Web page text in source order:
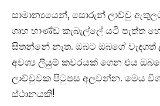
සාමාන්‍යයෙන්, සොරුන් ලාච්චු
ගෘහ භාණ්ඩ කැබැල්ලේ යටි පැත්ත
සිතන්නේ නැත. ඔබට ඔබගේ වැදගත්
අවශ්‍ය ලියුම් කවරයක් ගෙන එය
ලාච්චුවක පිටුපස අලවන්න. මෙය
ස්ථානයකි!